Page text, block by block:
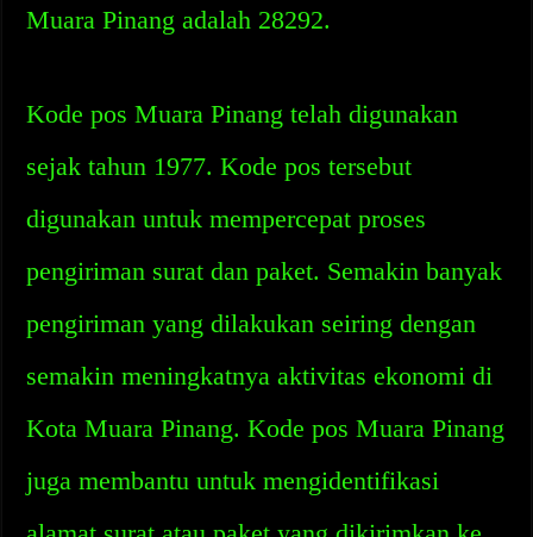
Muara Pinang adalah 28292.
Kode pos Muara Pinang telah digunakan
sejak tahun 1977. Kode pos tersebut
digunakan untuk mempercepat proses
pengiriman surat dan paket. Semakin banyak
pengiriman yang dilakukan seiring dengan
semakin meningkatnya aktivitas ekonomi di
Kota Muara Pinang. Kode pos Muara Pinang
juga membantu untuk mengidentifikasi